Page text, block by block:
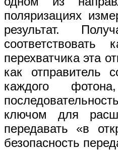
поляризациях
результат.
перехватчика эта
как отправитель
каждого
ключом для
передавать «в
безопасность